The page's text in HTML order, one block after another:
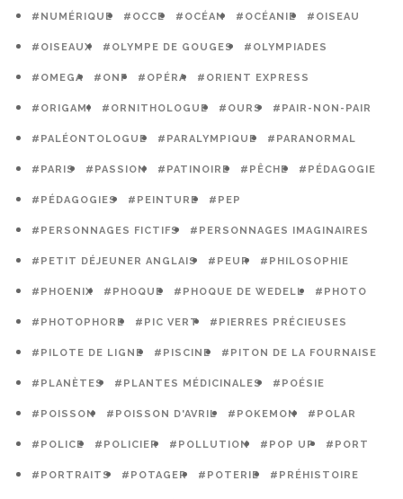
#NUMÉRIQUE #OCCE #OCÉAN #OCÉANIE #OISEAU
#OISEAUX #OLYMPE DE GOUGES #OLYMPIADES
#OMEGA #ONF #OPÉRA #ORIENT EXPRESS
#ORIGAMI #ORNITHOLOGUE #OURS #PAIR-NON-PAIR
#PALÉONTOLOGUE #PARALYMPIQUE #PARANORMAL
#PARIS #PASSION #PATINOIRE #PÊCHE #PÉDAGOGIE
#PÉDAGOGIES #PEINTURE #PEP
#PERSONNAGES FICTIFS #PERSONNAGES IMAGINAIRES
#PETIT DÉJEUNER ANGLAIS #PEUR #PHILOSOPHIE
#PHOENIX #PHOQUE #PHOQUE DE WEDELL #PHOTO
#PHOTOPHORE #PIC VERT #PIERRES PRÉCIEUSES
#PILOTE DE LIGNE #PISCINE #PITON DE LA FOURNAISE
#PLANÈTES #PLANTES MÉDICINALES #POÉSIE
#POISSON #POISSON D'AVRIL #POKEMON #POLAR
#POLICE #POLICIER #POLLUTION #POP UP #PORT
#PORTRAITS #POTAGER #POTERIE #PRÉHISTOIRE